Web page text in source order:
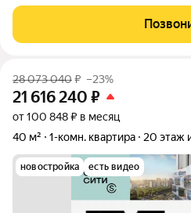
комфортной и стильной жизни!
комнатная квартира площадью 54
28 073 040₽ –23%
21 616 240 ₽
от 100 848 ₽ в месяц
40 м²
1-комн. квартира 20 этаж
новостройка есть видео